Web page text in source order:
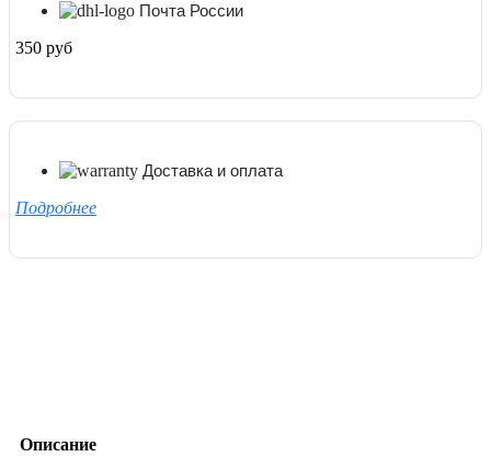
Почта России
350 руб
Доставка и оплата
Подробнее
Описание